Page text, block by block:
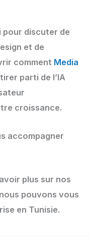
pour discuter de
et de
comment Media
parti de l’IA
croissance.
accompagner
plus sur nos
pouvons vous
en Tunisie.